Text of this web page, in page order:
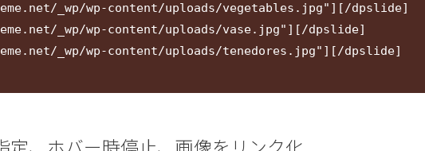
_wp/wp-content/uploads/vegetables.jpg"][/dpslide]
_wp/wp-content/uploads/vase.jpg"][/dpslide]
_wp/wp-content/uploads/tenedores.jpg"][/dpslide]